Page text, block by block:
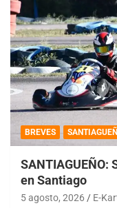
BREVES
SANTIAGUEÑO:
en Santiago
5 agosto, 2026 E-